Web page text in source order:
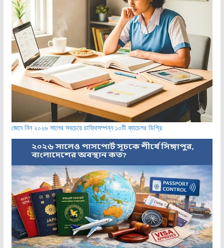
জেনে নিন ২০২৬ সালের সবচেয়ে চাহিদাসম্পন্ন ১০টি ব্যাচেলর ডিগ্রি